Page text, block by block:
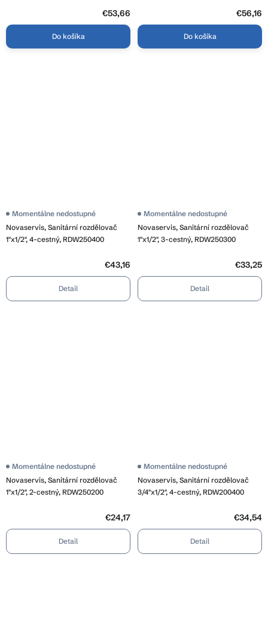
€53,66
Do košíka
€56,16
Do košíka
Novaservis, Sanitární rozdělovač
1"x1/2", 4-cestný, RDW250400
Momentálne nedostupné
€43,16
Detail
Novaservis, Sanitární rozdělovač
1"x1/2", 3-cestný, RDW250300
Momentálne nedostupné
€33,25
Detail
Novaservis, Sanitární rozdělovač
1"x1/2", 2-cestný, RDW250200
Momentálne nedostupné
€24,17
Detail
Novaservis, Sanitární rozdělovač
3/4"x1/2", 4-cestný, RDW200400
Momentálne nedostupné
€34,54
Detail